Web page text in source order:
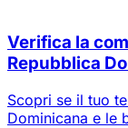
Verifica la
Repubblica
Scopri se il tuo
Dominicana e le